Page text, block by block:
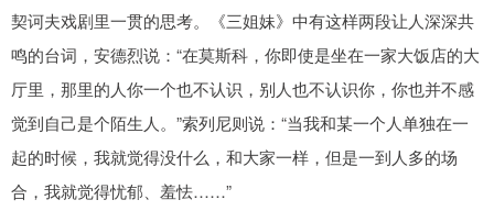
契诃夫戏剧里一贯的思考。《三姐妹》中有这样两段让人深深共
鸣的台词，安德烈说：“在莫斯科，你即使是坐在一家大饭店的大
厅里，那里的人你一个也不认识，别人也不认识你，你也并不感
觉到自己是个陌生人。”索列尼则说：“当我和某一个人单独在一
起的时候，我就觉得没什么，和大家一样，但是一到人多的场
合，我就觉得忧郁、羞怯……”